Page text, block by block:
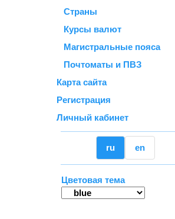
Страны
Курсы валют
Магистральные пояса
Почтоматы и ПВЗ
Карта сайта
Регистрация
Личный кабинет
ru en
Цветовая тема